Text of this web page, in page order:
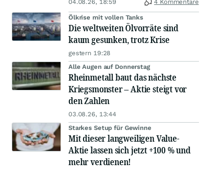
04.08.26, 18:59 4 Kommentare
Ölkrise mit vollen Tanks
Die weltweiten Ölvorräte sind
kaum gesunken, trotz Krise
gestern 19:28
Alle Augen auf Donnerstag
Rheinmetall baut das nächste
Kriegsmonster – Aktie steigt vor
den Zahlen
03.08.26, 13:44
Starkes Setup für Gewinne
Mit dieser langweiligen Value-
Aktie lassen sich jetzt +100 % und
mehr verdienen!